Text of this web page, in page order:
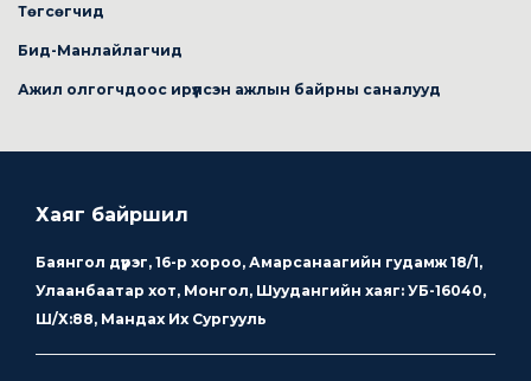
Төгсөгчид
Бид-Манлайлагчид
Ажил олгогчдоос ирүүлсэн ажлын байрны саналууд
Хаяг байршил
Баянгол дүүрэг, 16-р хороо, Амарсанаагийн гудамж 18/1,
Улаанбаатар хот, Монгол, Шуудангийн хаяг: УБ-16040,
Ш/Х:88, Мандах Их Сургууль